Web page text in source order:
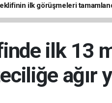
ilk görüşmeleri
ilk 13
ağır